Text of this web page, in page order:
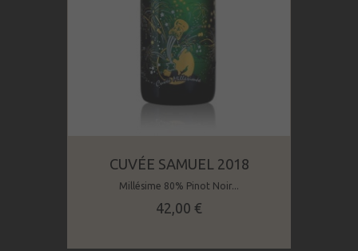
CUVÉE SAMUEL 2018
Millésime 80% Pinot Noir...
Prix
42,00 €